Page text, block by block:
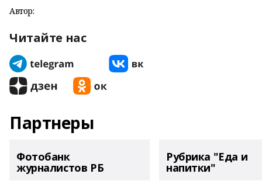
Автор:
Читайте нас
Партнеры
Фотобанк
журналистов РБ
Рубрика "Еда и
напитки"